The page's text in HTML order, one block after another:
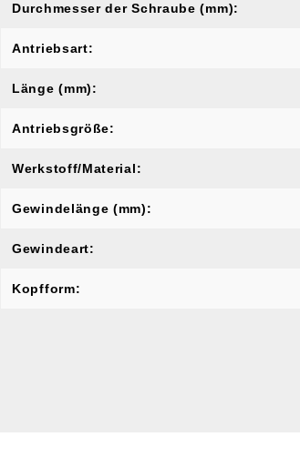
Durchmesser der Schraube (mm):
Antriebsart:
Länge (mm):
Antriebsgröße:
Werkstoff/Material:
Gewindelänge (mm):
Gewindeart:
Kopfform: